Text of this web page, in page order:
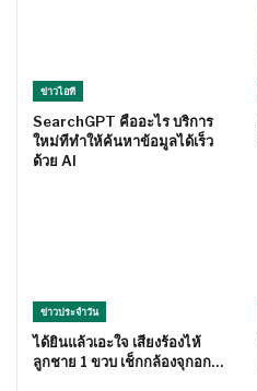
ข่าวไอที
SearchGPT คืออะไร บริการ
ใหม่ทีทำให้ค้นหาข้อมูลได้เร็ว
ด้วย AI
ข่าวประจำวัน
ได้ยินแล้วเอะใจ เสียงร้องไห้
ลูกชาย 1 ขวบ เช็กกล้องจุกอก…